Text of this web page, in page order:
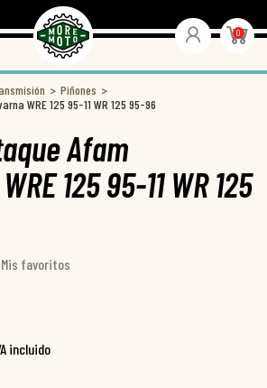
0
Piñones
WRE 125 95-11 WR 125 95-96
Afam
125 95-11 WR 125
Mis favoritos
incluido